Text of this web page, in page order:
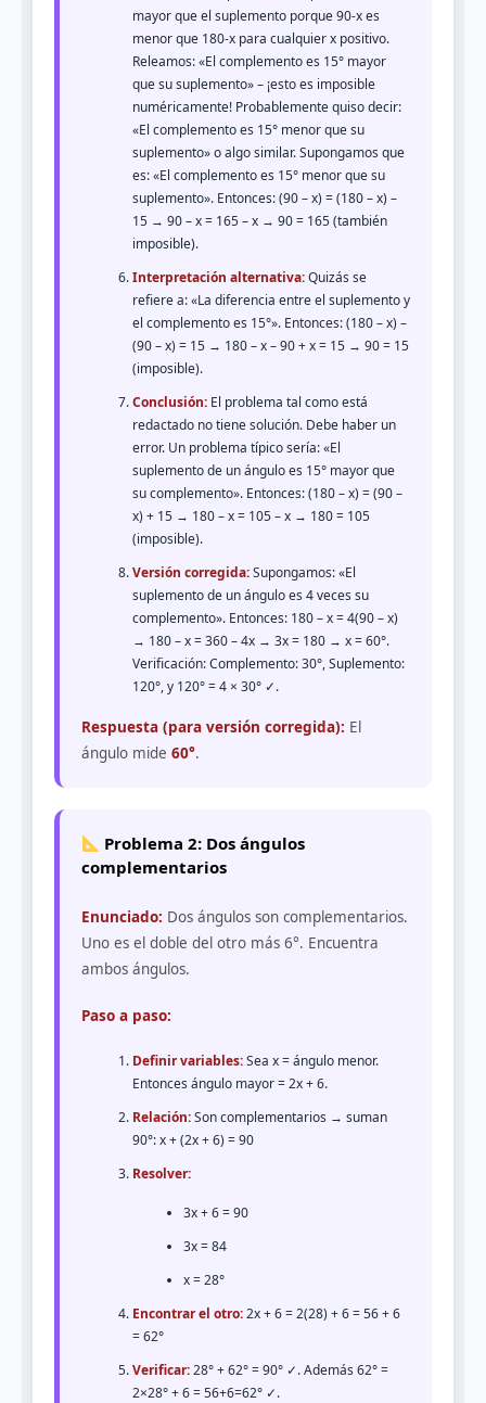
mayor que el suplemento porque 90-x es
menor que 180-x para cualquier x positivo.
Releamos: «El complemento es 15° mayor
que su suplemento» – ¡esto es imposible
numéricamente! Probablemente quiso decir:
«El complemento es 15° menor que su
suplemento» o algo similar. Supongamos que
es: «El complemento es 15° menor que su
suplemento». Entonces: (90 – x) = (180 – x) –
15 → 90 – x = 165 – x → 90 = 165 (también
imposible).
Interpretación alternativa:Quizás se
refiere a: «La diferencia entre el suplemento y
el complemento es 15°». Entonces: (180 – x) –
(90 – x) = 15 → 180 – x – 90 + x = 15 → 90 = 15
(imposible).
Conclusión: El problema tal como está
redactado no tiene solución. Debe haber un
error. Un problema típico sería: «El
suplemento de un ángulo es 15° mayor que
su complemento». Entonces: (180 – x) = (90 –
x) + 15 → 180 – x = 105 – x → 180 = 105
(imposible).
Versión corregida:Supongamos: «El
suplemento de un ángulo es 4 veces su
complemento». Entonces: 180 – x = 4(90 – x)
→ 180 – x = 360 – 4x → 3x = 180 → x = 60°.
Verificación: Complemento: 30°, Suplemento:
120°, y 120° = 4 × 30° ✓.
Respuesta (para versión corregida): El
ángulo mide 60°.
Problema 2: Dos ángulos
complementarios
Enunciado: Dos ángulos son complementarios.
Uno es el doble del otro más 6°. Encuentra
ambos ángulos.
Paso a paso:
Definir variables:Sea x = ángulo menor.
Entonces ángulo mayor = 2x + 6.
Relación:Son complementarios → suman
90°: x + (2x + 6) = 90
Resolver:
3x + 6 = 90
3x = 84
x = 28°
Encontrar el otro:2x + 6 = 2(28) + 6 = 56 + 6
= 62°
Verificar:28° + 62° = 90° ✓. Además 62° =
2×28° + 6 = 56+6=62° ✓.